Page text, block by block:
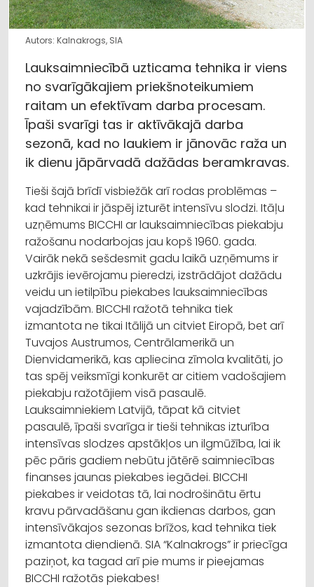
Autors: Kalnakrogs, SIA
Lauksaimniecībā uzticama tehnika ir viens
no svarīgākajiem priekšnoteikumiem
raitam un efektīvam darba procesam.
Īpaši svarīgi tas ir aktīvākajā darba
sezonā, kad no laukiem ir jānovāc raža un
ik dienu jāpārvadā dažādas beramkravas.
Tieši šajā brīdī visbiežāk arī rodas problēmas –
kad tehnikai ir jāspēj izturēt intensīvu slodzi. Itāļu
uzņēmums BICCHI ar lauksaimniecības piekabju
ražošanu nodarbojas jau kopš 1960. gada.
Vairāk nekā sešdesmit gadu laikā uzņēmums ir
uzkrājis ievērojamu pieredzi, izstrādājot dažādu
veidu un ietilpību piekabes lauksaimniecības
vajadzībām. BICCHI ražotā tehnika tiek
izmantota ne tikai Itālijā un citviet Eiropā, bet arī
Tuvajos Austrumos, Centrālamerikā un
Dienvidamerikā, kas apliecina zīmola kvalitāti, jo
tas spēj veiksmīgi konkurēt ar citiem vadošajiem
piekabju ražotājiem visā pasaulē.
Lauksaimniekiem Latvijā, tāpat kā citviet
pasaulē, īpaši svarīga ir tieši tehnikas izturība
intensīvas slodzes apstākļos un ilgmūžība, lai ik
pēc pāris gadiem nebūtu jātērē saimniecības
finanses jaunas piekabes iegādei. BICCHI
piekabes ir veidotas tā, lai nodrošinātu ērtu
kravu pārvadāšanu gan ikdienas darbos, gan
intensīvākajos sezonas brīžos, kad tehnika tiek
izmantota diendienā. SIA “Kalnakrogs” ir priecīga
paziņot, ka tagad arī pie mums ir pieejamas
BICCHI ražotās piekabes!